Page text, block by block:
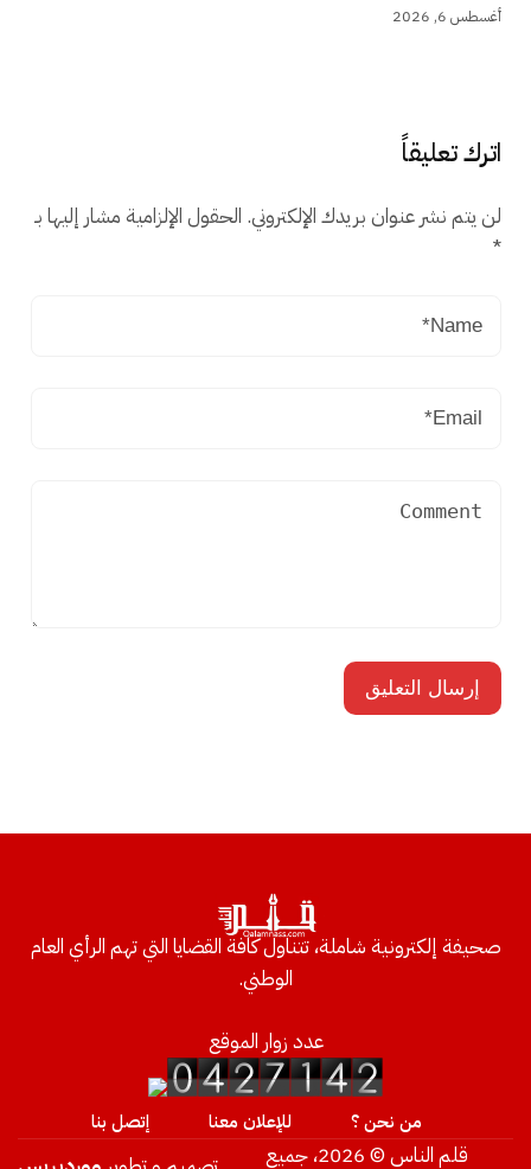
أغسطس 6, 2026
اترك تعليقاً
لن يتم نشر عنوان بريدك الإلكتروني. الحقول الإلزامية مشار إليها بـ
*
صحيفة إلكترونية شاملة، تتناول كافة القضايا التي تهم الرأي العام
الوطني.
عدد زوار الموقع
من نحن ؟ للإعلان معنا إتصل بنا
قلم الناس © 2026، جميع